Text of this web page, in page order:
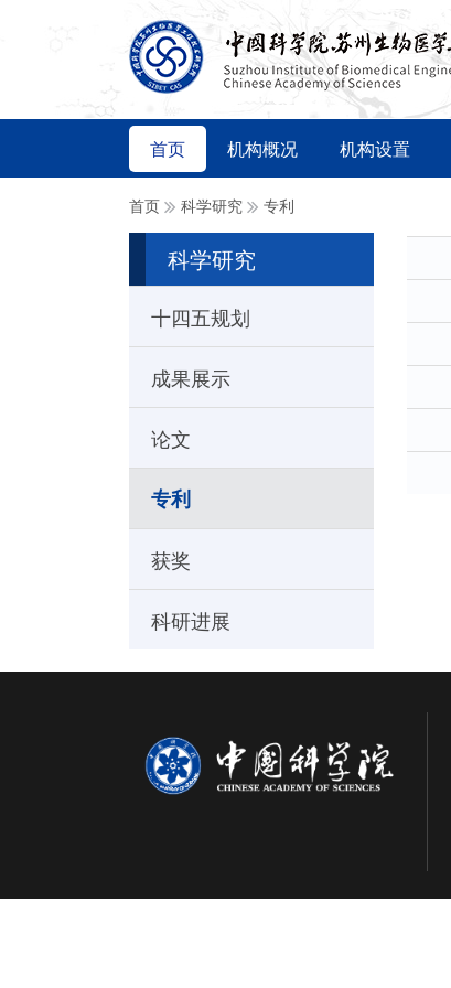
首页 机构概况 机构设置
首页 科学研究 专利
科学研究
十四五规划
成果展示
论文
专利
获奖
科研进展